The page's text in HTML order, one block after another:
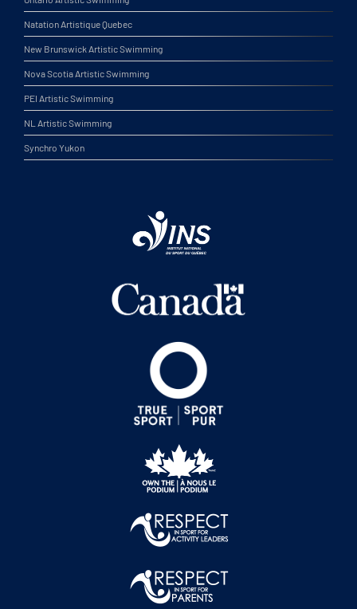
Natation Artistique Quebec
New Brunswick Artistic Swimming
Nova Scotia Artistic Swimming
PEI Artistic Swimming
NL Artistic Swimming
Synchro Yukon